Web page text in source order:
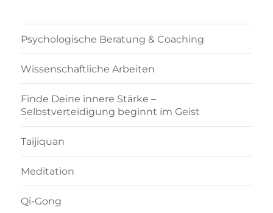
Psychologische Beratung & Coaching
Wissenschaftliche Arbeiten
Finde Deine innere Stärke –
Selbstverteidigung beginnt im Geist
Taijiquan
Meditation
Qi-Gong